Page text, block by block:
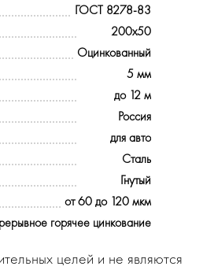
ГОСТ 8278-83
200х50
Оцинкованный
5 мм
до 12 м
Россия
для авто
Сталь
Гнутый
от 60 до 120 мкм
горячее цинкование
целей и не являются